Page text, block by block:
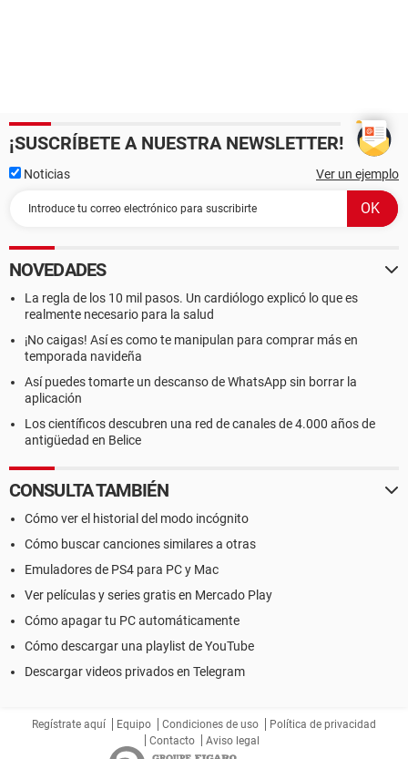
¡SUSCRÍBETE A NUESTRA NEWSLETTER!
Noticias Ver un ejemplo
NOVEDADES
La regla de los 10 mil pasos. Un cardiólogo explicó lo que es
realmente necesario para la salud
¡No caigas! Así es como te manipulan para comprar más en
temporada navideña
Así puedes tomarte un descanso de WhatsApp sin borrar la
aplicación
Los científicos descubren una red de canales de 4.000 años de
antigüedad en Belice
CONSULTA TAMBIÉN
Cómo ver el historial del modo incógnito
Cómo buscar canciones similares a otras
Emuladores de PS4 para PC y Mac
Ver películas y series gratis en Mercado Play
Cómo apagar tu PC automáticamente
Cómo descargar una playlist de YouTube
Descargar videos privados en Telegram
Regístrate aquí Equipo Condiciones de uso
Política de privacidad
Contacto
Aviso legal